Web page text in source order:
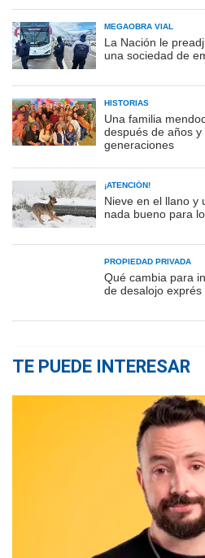
MEGAOBRA VIAL
La Nación le
una sociedad de
HISTORIAS
Una familia
después de años
generaciones
¡ATENCIÓN!
Nieve en el llano y
nada bueno para
PROPIEDAD PRIVADA
Qué cambia para
de desalojo
TE PUEDE INTERESAR